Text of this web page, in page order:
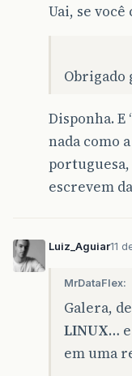
Uai, se
Obrigado
Disponha. E
nada como
escrevem
Luiz_Aguiar11
MrDataFlex:
Galera,
LINUX…
em uma